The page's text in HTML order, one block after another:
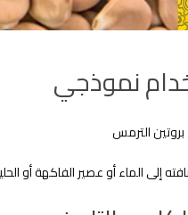
نموذجي
الترمس
إلى الماء أو عصير الفاكهة أو